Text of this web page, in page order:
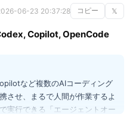
06-23 20:37:28 コピー 𝕏
Copilot, OpenCode
など複数のAIコーディング
させ、まるで人間が作業するよ
実行できる「エージェントオー
ル最大の強みは、自前の環境